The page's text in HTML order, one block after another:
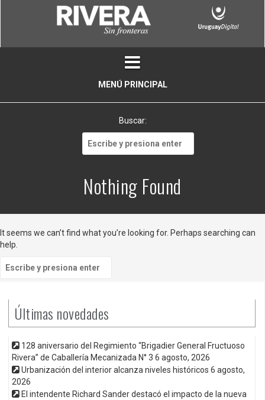
MENÚ PRINCIPAL
Buscar:
Nothing Found
It seems we can’t find what you’re looking for. Perhaps searching can
help.
Últimas novedades
128 aniversario del Regimiento “Brigadier General Fructuoso
Rivera” de Caballería Mecanizada N° 3 6 agosto, 2026
Urbanización del interior alcanza niveles históricos 6 agosto,
2026
El intendente Richard Sander destacó el impacto de la nueva